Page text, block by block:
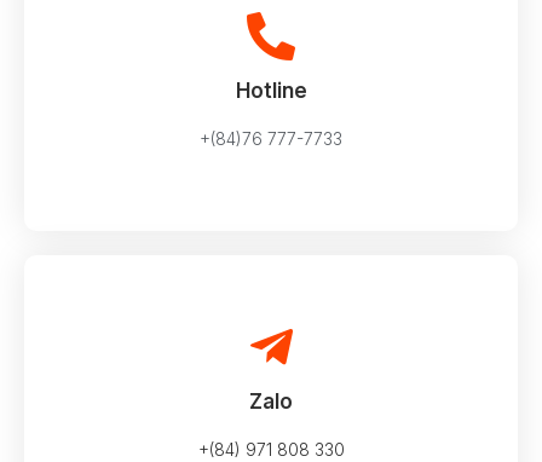
Hotline
+(84)76 777-7733
Zalo
+(84) 971 808 330